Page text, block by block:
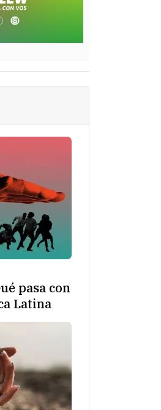
pasa con
Latina